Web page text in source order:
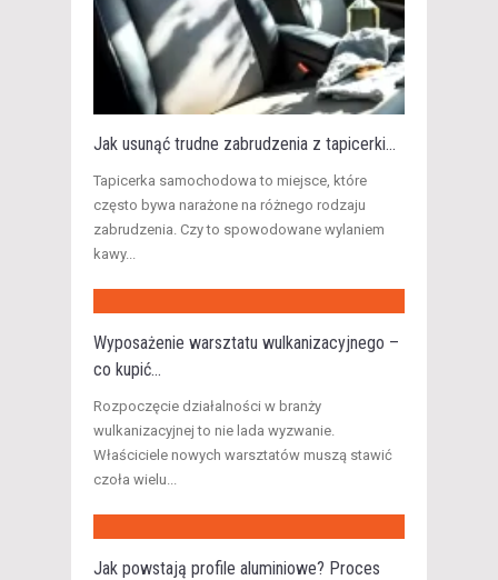
Jak usunąć trudne zabrudzenia z tapicerki...
Tapicerka samochodowa to miejsce, które
często bywa narażone na różnego rodzaju
zabrudzenia. Czy to spowodowane wylaniem
kawy...
Wyposażenie warsztatu wulkanizacyjnego –
co kupić...
Rozpoczęcie działalności w branży
wulkanizacyjnej to nie lada wyzwanie.
Właściciele nowych warsztatów muszą stawić
czoła wielu...
Jak powstają profile aluminiowe? Proces